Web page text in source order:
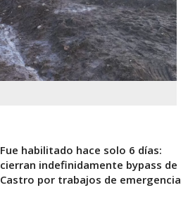
Fue habilitado hace solo 6 días:
cierran indefinidamente bypass de
Castro por trabajos de emergencia